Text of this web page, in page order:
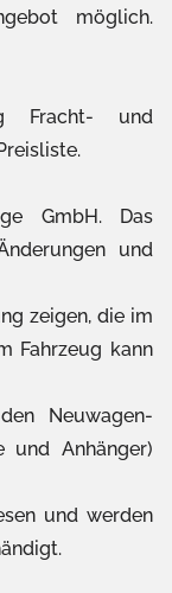
möglich.
Fracht- und
GmbH. Das
und
zeigen, die im
Fahrzeug kann
Neuwagen-
und Anhänger)
und werden